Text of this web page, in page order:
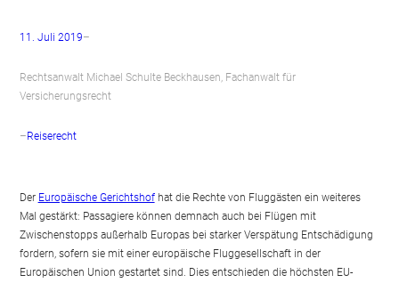
11. Juli 2019–
Rechtsanwalt Michael Schulte Beckhausen, Fachanwalt für
Versicherungsrecht
–Reiserecht
Der Europäische Gerichtshofhat die Rechte von Fluggästen ein weiteres
Mal gestärkt: Passagiere können demnach auch bei Flügen mit
Zwischenstopps außerhalb Europas bei starker Verspätung Entschädigung
fordern, sofern sie mit einer europäische Fluggesellschaft in der
Europäischen Union gestartet sind. Dies entschieden die höchsten EU-